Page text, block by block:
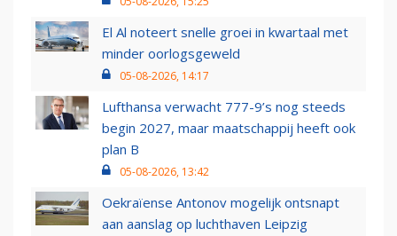
El Al noteert snelle groei in kwartaal met
minder oorlogsgeweld
05-08-2026, 14:17
Lufthansa verwacht 777-9’s nog steeds
begin 2027, maar maatschappij heeft ook
plan B
05-08-2026, 13:42
Oekraïense Antonov mogelijk ontsnapt
aan aanslag op luchthaven Leipzig